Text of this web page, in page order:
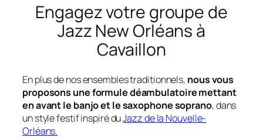
Engagez votre groupe de
Jazz New Orléans à
Cavaillon
En plus de nos ensembles traditionnels, nous vous
proposons une formule déambulatoire mettant
en avant le banjo et le saxophone soprano, dans
un style festif inspiré duJazz de la Nouvelle-
Orléans.